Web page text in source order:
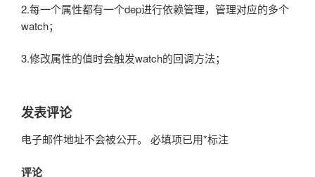
2.每一个属性都有一个dep进行依赖管理，管理对应的多个
watch；
3.修改属性的值时会触发watch的回调方法；
发表评论
电子邮件地址不会被公开。 必填项已用*标注
评论